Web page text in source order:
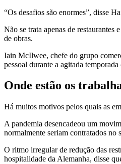
“Os desafios são enormes”, disse
Não se trata apenas de
de obras.
Iain McIlwee, chefe do grupo
pessoal durante a agitada temporada
Onde estão os
Há muitos motivos pelos quais as
A pandemia desencadeou um
normalmente seriam contratados no
O ritmo irregular de redução das
hospitalidade da Alemanha, disse